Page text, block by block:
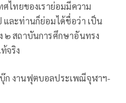
ไทยของเราย่อมมีความ
ละท่านก็ย่อมได้ชื่อว่า เป็น
สถาบันการศึกษาอันทรง
จริง
งานฟุตบอลประเพณีจุฬาฯ-